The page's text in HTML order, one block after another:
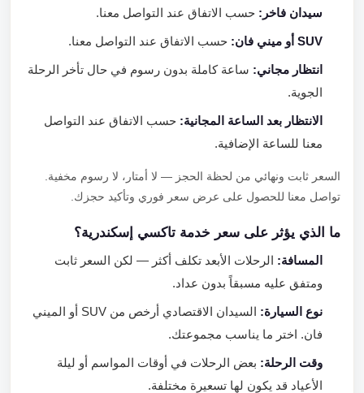
سيدان فاخر:حسب الاتفاق عند التواصل معنا.
SUV أو ميني فان: حسب الاتفاق عند التواصل معنا.
انتظار مجاني:ساعة كاملة بدون رسوم في حال تأخر الرحلة
الجوية.
الانتظار بعد الساعة المجانية:حسب الاتفاق عند التواصل
معنا للساعة الإضافية.
السعر ثابت ونهائي من لحظة الحجز — لا أمتار، لا رسوم مخفية.
تواصل معنا للحصول على عرض سعر فوري وتأكيد حجزك.
ما الذي يؤثر على سعر خدمة تاكسي إسكندرية؟
المسافة:الرحلات الأبعد تكلف أكثر — لكن السعر ثابت
ومتفق عليه مسبقاً بدون عداد.
نوع السيارة:
السيدان الاقتصادي أرخص من SUV أو الميني
فان. اختر ما يناسب مجموعتك.
وقت الرحلة:بعض الرحلات في أوقات المواسم أو ليلة
الأعياد قد يكون لها تسعيرة مختلفة.